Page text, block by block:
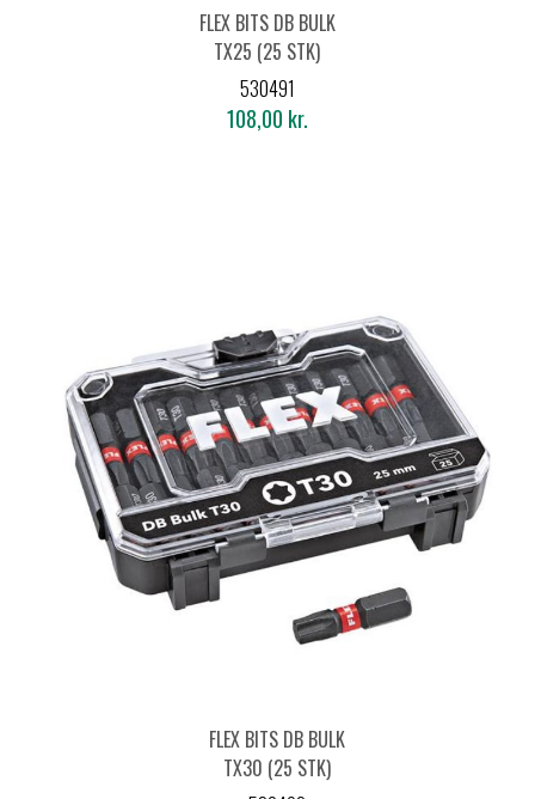
FLEX BITS DB BULK
TX25 (25 STK)
530491
108,00 kr.
FLEX BITS DB BULK
TX30 (25 STK)